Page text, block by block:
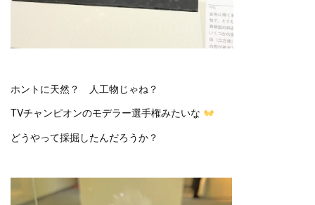
ホントに天然？ 人工物じゃね？
TVチャンピオンのモデラー選手権みたいな
どうやって採掘したんだろうか？